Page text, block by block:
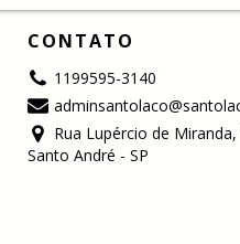
CONTATO
1199595-3140
Rua Lupércio de
Santo André - SP